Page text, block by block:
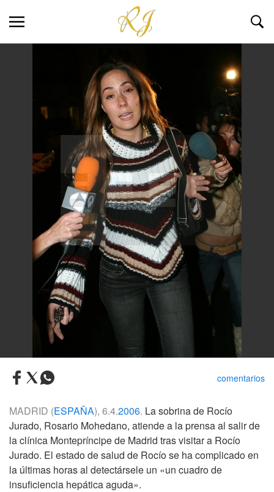
comentarios
MADRID (ESPAÑA), 6.4.2006. La sobrina de Rocío
Jurado, Rosario Mohedano, atiende a la prensa al salir de
la clínica Montepríncipe de Madrid tras visitar a Rocío
Jurado. El estado de salud de Rocío se ha complicado en
la últimas horas al detectársele un «un cuadro de
insuficiencia hepática aguda».